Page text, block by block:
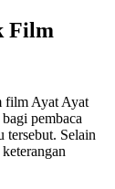
Film
film Ayat Ayat
pembaca
tersebut. Selain